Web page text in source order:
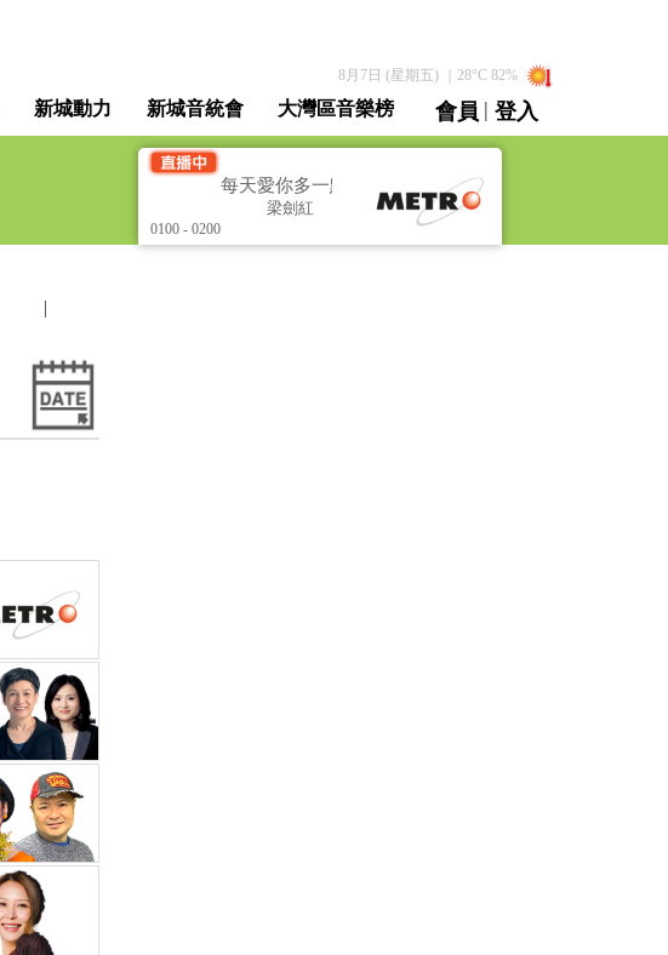
8月7日 (星期五)｜ 28°C 82%
新城動力 新城音統會 大灣區音樂榜 會員 | 登入
直播 / 重溫
每天愛你多一點 [Heal the World]
梁劍紅 梁劍紅
0100 - 0200
|